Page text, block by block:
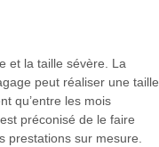
et la taille sévère. La
peut réaliser une taille
qu’entre les mois
préconisé de le faire
prestations sur mesure.